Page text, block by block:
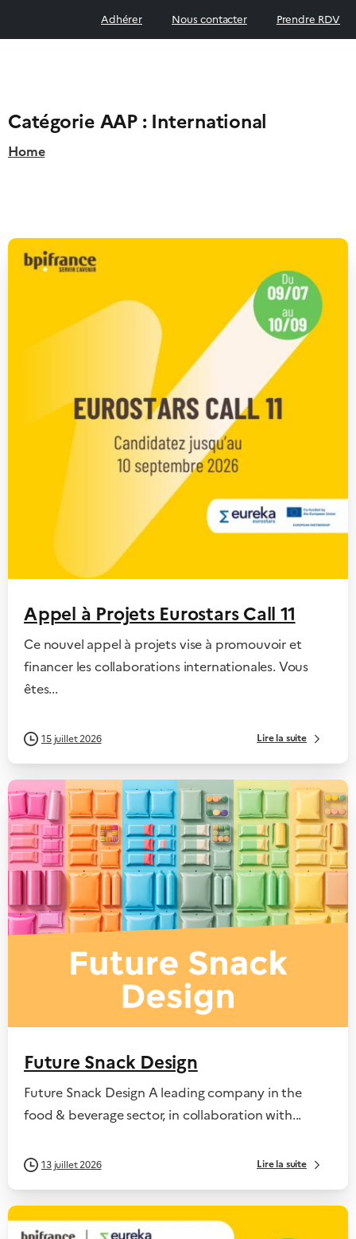
Adhérer Nous contacter Prendre RDV
Catégorie AAP : International
Home
Appel à Projets Eurostars Call 11
Ce nouvel appel à projets vise à promouvoir et
financer les collaborations internationales. Vous
êtes...
15 juillet 2026 Lire la suite
Future Snack Design
Future Snack Design A leading company in the
food & beverage sector, in collaboration with...
13 juillet 2026 Lire la suite